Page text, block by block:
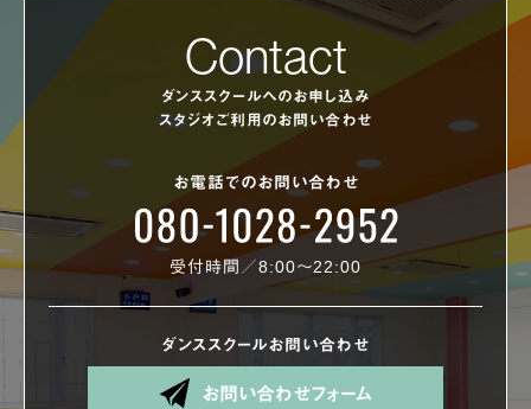
Contact
ダンススクールへのお申し込み
スタジオご利用のお問い合わせ
お電話でのお問い合わせ
受付時間／8:00〜22:00
ダンススクールお問い合わせ
お問い合わせフォーム